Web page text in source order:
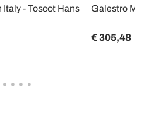
- Toscot Hans
Galestro
€ 305,48